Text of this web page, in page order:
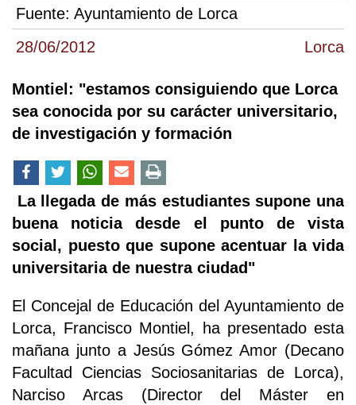
28/06/2012 Lorca
Fuente: Ayuntamiento de Lorca
Montiel: "estamos consiguiendo que Lorca
sea conocida por su carácter universitario,
de investigación y formación
La llegada de más estudiantes supone una
buena noticia desde el punto de vista
social, puesto que supone acentuar la vida
universitaria de nuestra ciudad"
El Concejal de Educación del Ayuntamiento de
Lorca, Francisco Montiel, ha presentado esta
mañana junto a Jesús Gómez Amor (Decano
Facultad Ciencias Sociosanitarias de Lorca),
Narciso Arcas (Director del Máster en